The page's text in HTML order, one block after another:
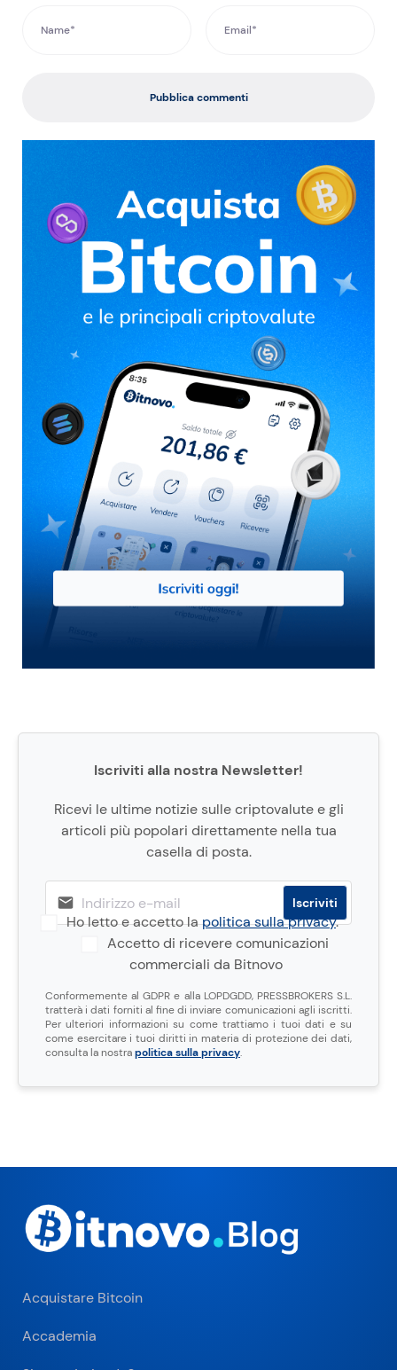
Pubblica commenti
Iscriviti alla nostra Newsletter!
Ricevi le ultime notizie sulle criptovalute e gli
articoli più popolari direttamente nella tua
casella di posta.
Ho letto e accetto lapolitica sulla privacy.
Accetto di ricevere comunicazioni
commerciali da Bitnovo
Conformemente al GDPR e alla LOPDGDD, PRESSBROKERS S.L.
tratterà i dati forniti al fine di inviare comunicazioni agli iscritti.
Per ulteriori informazioni su come trattiamo i tuoi dati e su
come esercitare i tuoi diritti in materia di protezione dei dati,
consulta la nostrapolitica sulla privacy.
Acquistare Bitcoin
Accademia